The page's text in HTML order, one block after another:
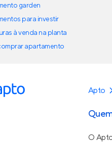
garden
para investir
à venda na planta
apartamento
Apto
O